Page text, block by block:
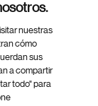
nuestras
cómo
sus
a compartir
todo" para